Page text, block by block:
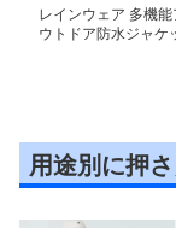
レインウェア 多機能
ウトドア防水ジャケ
用途別に押